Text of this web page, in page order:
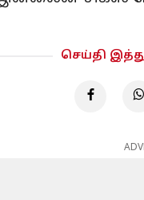
செய்தி